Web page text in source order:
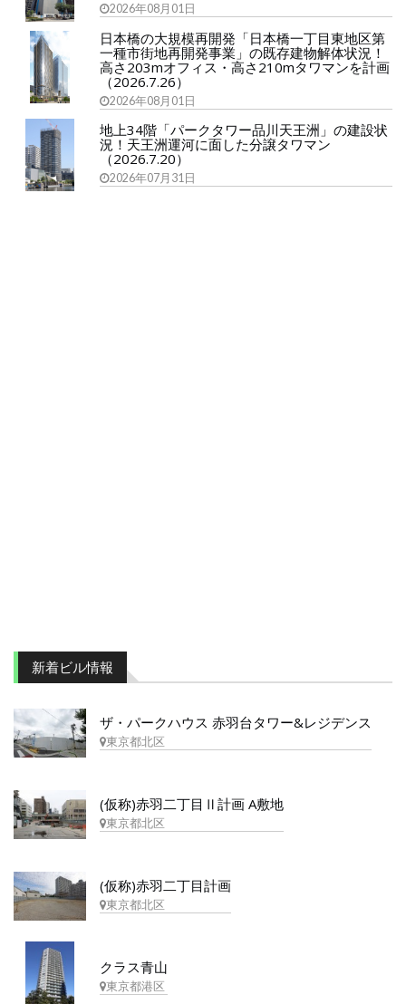
2026年08月01日
日本橋の大規模再開発「日本橋一丁目東地区第
一種市街地再開発事業」の既存建物解体状況！
高さ203mオフィス・高さ210mタワマンを計画
（2026.7.26）
2026年08月01日
地上34階「パークタワー品川天王洲」の建設状
況！天王洲運河に面した分譲タワマン
（2026.7.20）
2026年07月31日
新着ビル情報
ザ・パークハウス 赤羽台タワー&レジデンス
東京都北区
(仮称)赤羽二丁目Ⅱ計画 A敷地
東京都北区
(仮称)赤羽二丁目計画
東京都北区
クラス青山
東京都港区